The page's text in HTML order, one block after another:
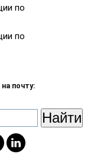
по
по
почту: